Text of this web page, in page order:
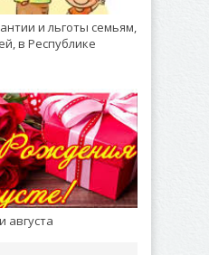
и льготы семьям,
в Республике
августа